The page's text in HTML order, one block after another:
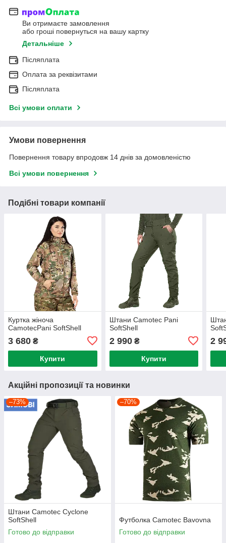
Ви отримаєте замовлення
або гроші повернуться на вашу картку
Детальніше
Післяплата
Оплата за реквізитами
Післяплата
Всі умови оплати
Умови повернення
Повернення товару впродовж 14 днів за домовленістю
Всі умови повернення
Подібні товари компанії
Куртка жіноча
CamotecPani SoftShell
3 680 ₴
Купити
Штани Camotec Pani
SoftShell
2 990₴
Купити
2
Акційні пропозиції та новинки
–73%
Штани Camotec Cyclone
SoftShell
Готово до відправки
–70%
Футболка Camotec Bavovna
Готово до відправки